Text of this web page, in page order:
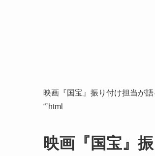
映画『国宝』振り付け担当が
“`html
映画『国宝』